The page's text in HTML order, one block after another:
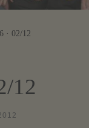
· 02/12
12